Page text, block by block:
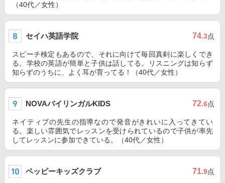
（40代／女性）
セイハ英語学院 74.3点
スピーチ検定もあるので、それに向けて毎回真剣に楽しくでき
る。学校の英語が簡単と子供は話してる。リスニングは知らず
知らずのうちに、よく耳が育ってる！（40代／女性）
NOVAバイリンガルKIDS 72.6点
ネイティブの先生の指導なので発音がきれいに入ってきてい
る。楽しい雰囲気でレッスンを受けられているので子供が率先
してレッスンに参加できている。（40代／女性）
ペッピーキッズクラブ 71.9点